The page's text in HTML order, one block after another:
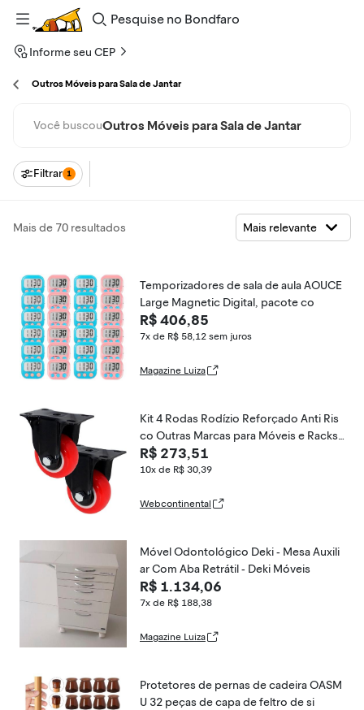
Pesquise
Bondfaro
Informe seu CEP
Outros Móveis para Sala de Jantar
Você buscouOutros Móveis para Sala de Jantar
Filtrar 1
Mais de 70 resultados
Temporizadores de sala de aula AOUCE
Large Magnetic Digital, pacote co
R$ 406,85
7x de R$ 58,12 sem juros
Magazine Luiza
Kit 4 Rodas Rodízio Reforçado Anti Ris
co Outras Marcas para Móveis e Racks
75X32MM Poliuretano e Metal Vermelh
o e Preto
R$ 273,51
10x de R$ 30,39
Webcontinental
Móvel Odontológico Deki - Mesa Auxili
ar Com Aba Retrátil - Deki Móveis
R$ 1.134,06
7x de R$ 188,38
Magazine Luiza
Protetores de pernas de cadeira OASM
U 32 peças de capa de feltro de si